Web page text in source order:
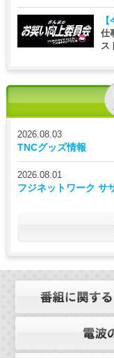
仕
ス
2026.08.03
TNCグッズ情報
2026.08.01
フジネットワーク サ